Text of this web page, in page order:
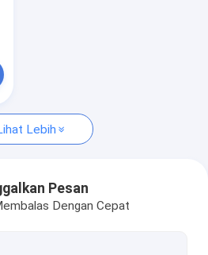
Lebih
Pesan
Dengan Cepat